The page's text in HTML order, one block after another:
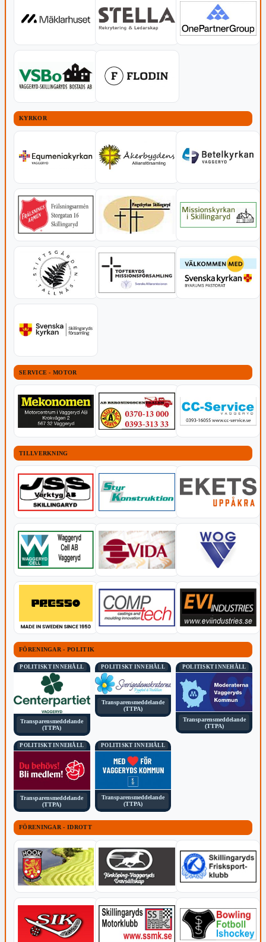
KYRKOR
SERVICE - MOTOR
TILLVERKNING
FÖRENINGAR - POLITIK
POLITISKT INNEHÅLL
Transparensmeddelande
(TTPA)
POLITISKT INNEHÅLL
Transparensmeddelande
(TTPA)
POLITISKT INNEHÅLL
Transparensmeddelande
(TTPA)
POLITISKT INNEHÅLL
Transparensmeddelande
(TTPA)
POLITISKT INNEHÅLL
Transparensmeddelande
(TTPA)
FÖRENINGAR - IDROTT